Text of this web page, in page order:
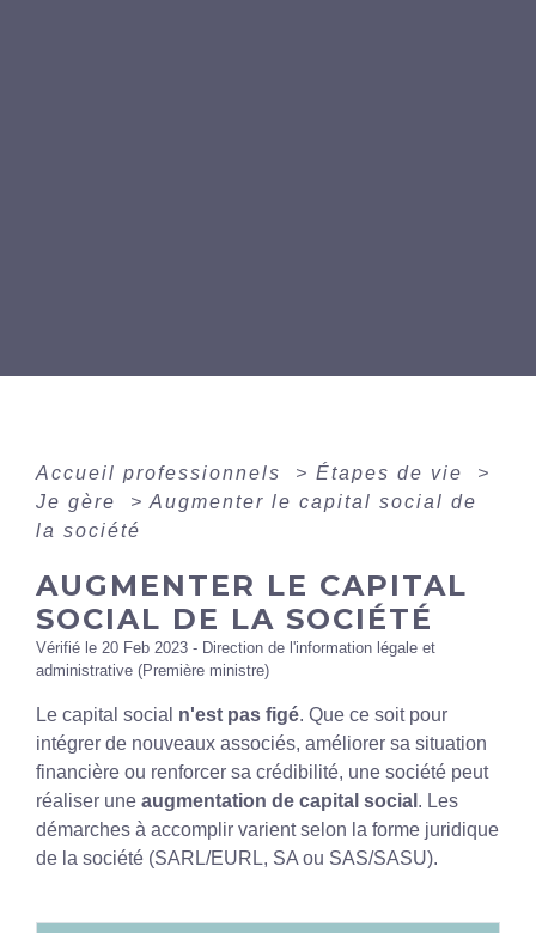
Accueil professionnels > Étapes de vie
>
Je gère
> Augmenter le capital social de
la société
AUGMENTER LE CAPITAL
SOCIAL DE LA SOCIÉTÉ
Vérifié le 20 Feb 2023 - Direction de l'information légale et
administrative (Première ministre)
Le capital social n'est pas figé. Que ce soit pour
intégrer de nouveaux associés, améliorer sa situation
financière ou renforcer sa crédibilité, une société peut
réaliser une augmentation de capital social . Les
démarches à accomplir varient selon la forme juridique
de la société (SARL/EURL, SA ou SAS/SASU).